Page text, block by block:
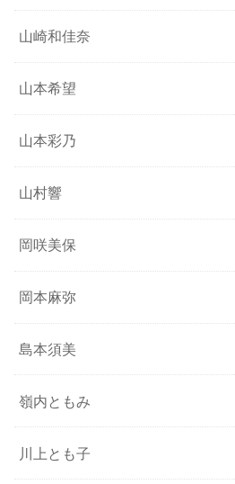
山崎和佳奈
山本希望
山本彩乃
山村響
岡咲美保
岡本麻弥
島本須美
嶺内ともみ
川上とも子